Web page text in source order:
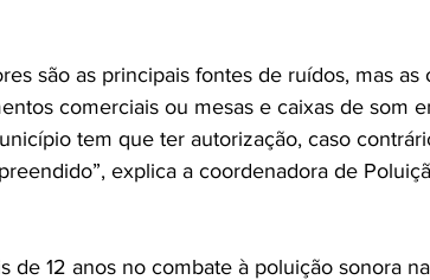
são as principais fontes de ruídos, mas as
comerciais ou mesas e caixas de som
tem que ter autorização, caso
explica a coordenadora de
de 12 anos no combate à poluição sonora